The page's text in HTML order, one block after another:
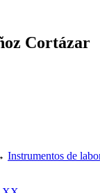
Cortázar
Instrumentos de